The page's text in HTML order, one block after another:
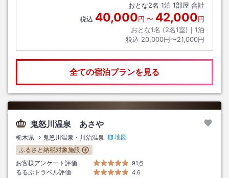
おとな2名 1泊 1部屋 合計
税込 40,000円 〜 42,000円
おとな1名 (2名1室)｜ 1泊
税込 20,000円〜21,000円
全ての宿泊プランを見る
鬼怒川温泉 あさや
栃木県 鬼怒川温泉・川治温泉
地図
ふるさと納税対象施設
お客様アンケート評価
91点
るるぶトラベル評価
4.6